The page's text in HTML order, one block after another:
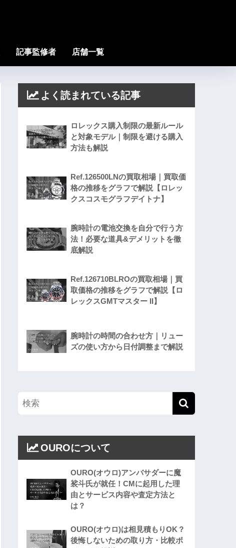
記事監修者 店舗一覧
よく読まれている記事
ロレックス購入制限の最新ルール
と対象モデル｜制限を避ける購入
方法も解説
Ref.126500LNの買取相場｜買取価
格の推移をグラフで解説【ロレッ
クスコスモグラフデイトナ】
腕時計の電池交換を自分で行う方
法！必要な道具&デメリットを徹
底解説
Ref.126710BLROの買取相場｜買
取価格の推移をグラフで解説【ロ
レックスGMTマスター II】
腕時計の時間の合わせ方｜リュー
ズの使い方から日付調整まで解説
OUROについて
OURO(オウロ)アンバサダーに魔
裟斗氏が就任！CMに起用した理
由とサービス内容や査定方法と
は？
OURO(オウロ)は相見積もりOK？
後悔しないための取り方・比較ポ